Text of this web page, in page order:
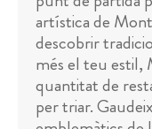
artística de
descobrir
més el teu estil,
quantitat de
per triar.